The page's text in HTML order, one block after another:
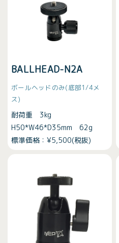
BALLHEAD-N2A
ボールヘッドのみ(底部1/4メ
ス)
耐荷重 3kg
H50*W46*D35mm 62g
標準価格：¥5,500(税抜)